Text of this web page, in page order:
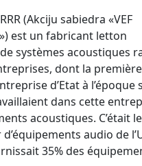
(Akciju sabiedra «VEF
est un fabricant letton
systèmes acoustiques
dont la
d’Etat à l’époque
dans cette
acoustiques. C’était
audio de
35% des